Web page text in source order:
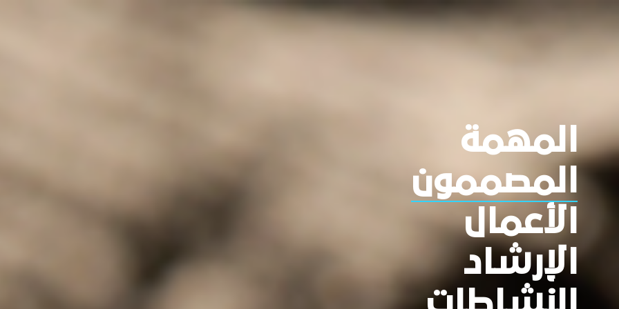
المهمة
المصممون
الأعمال
الإرشاد